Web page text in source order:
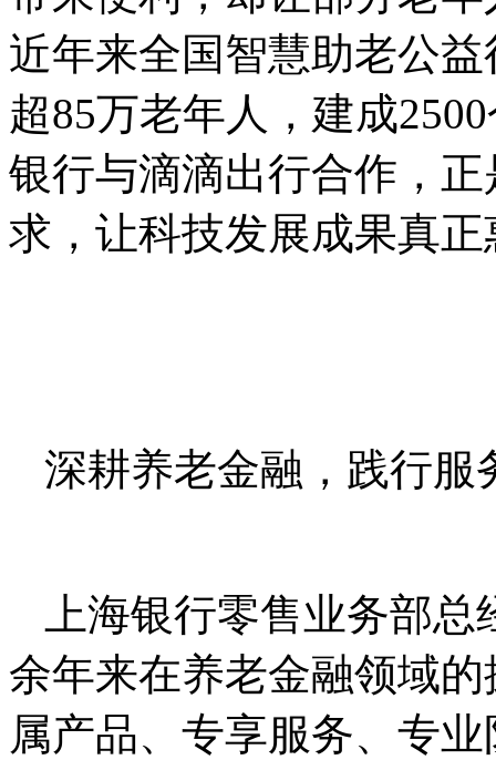
近年来全国智慧助老公
超85万老年人，建成
银行与滴滴出行合作，
求，让科技发展成果真
深耕养老金融，践行服
上海银行零售业务部
余年来在养老金融领域
属产品、专享服务、专